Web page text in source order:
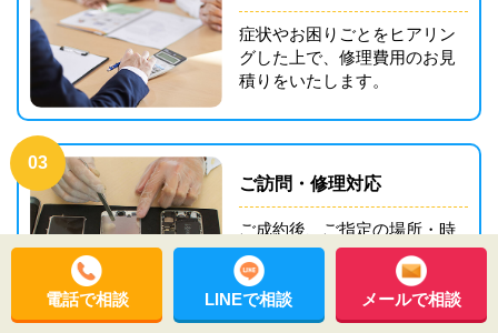
症状やお困りごとをヒアリン
グした上で、修理費用のお見
積りをいたします。
03
ご訪問・修理対応
ご成約後、ご指定の場所・時
間でお伺いし、ゴーリペアの
車内にて修理を行います。
電話で相談
LINEで相談 メールで相談